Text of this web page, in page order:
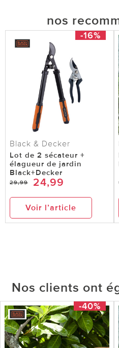
nos
-16%
Black & Decker
Lot de 2 sécateur +
élagueur de jardin
Black+Decker
29,99 24,99
Voir l’article
Nos clients ont
-40%